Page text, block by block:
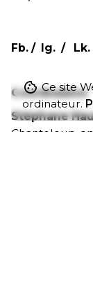
Fb. / Ig. / Lk.
Coordonnées
Stéphane
Chanteloup-
Ce site
ordinateur.